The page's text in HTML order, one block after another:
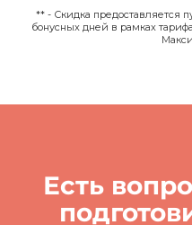
** - Скидка предоставляется
бонусных дней в рамках
Есть